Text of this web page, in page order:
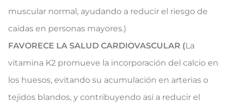
muscular normal, ayudando a reducir el riesgo de
caídas en personas mayores.)
FAVORECE LA SALUD CARDIOVASCULAR (La
vitamina K2 promueve la incorporación del calcio en
los huesos, evitando su acumulación en arterias o
tejidos blandos, y contribuyendo así a reducir el